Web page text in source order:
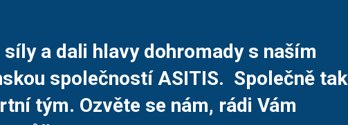
a dali hlavy dohromady s naším
společností ASITIS. Společně tak
tým. Ozvěte se nám, rádi Vám